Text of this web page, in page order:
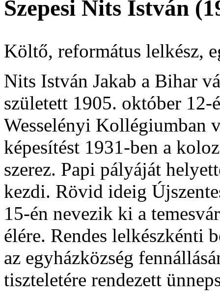
Szepesi Nits István
Költő, református lelkész,
Nits István Jakab a Bihar
született 1905. október
Wesselényi Kollégiumban
képesítést 1931-ben a
szerez. Papi pályáját
kezdi. Rövid ideig
15-én nevezik ki a
élére. Rendes lelkészkénti
az egyházközség
tiszteletére rendezett